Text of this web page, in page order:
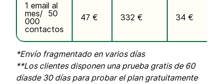
1 email al
mes/ 50
000
contactos
47 € 332 € 34 €
*Envío fragmentado en varios días
**Los clientes disponen una prueba gratis de 60
díasde 30 días para probar el plan gratuitamente